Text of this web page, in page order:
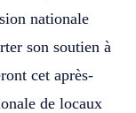
nationale
son soutien à
cet après-
de locaux